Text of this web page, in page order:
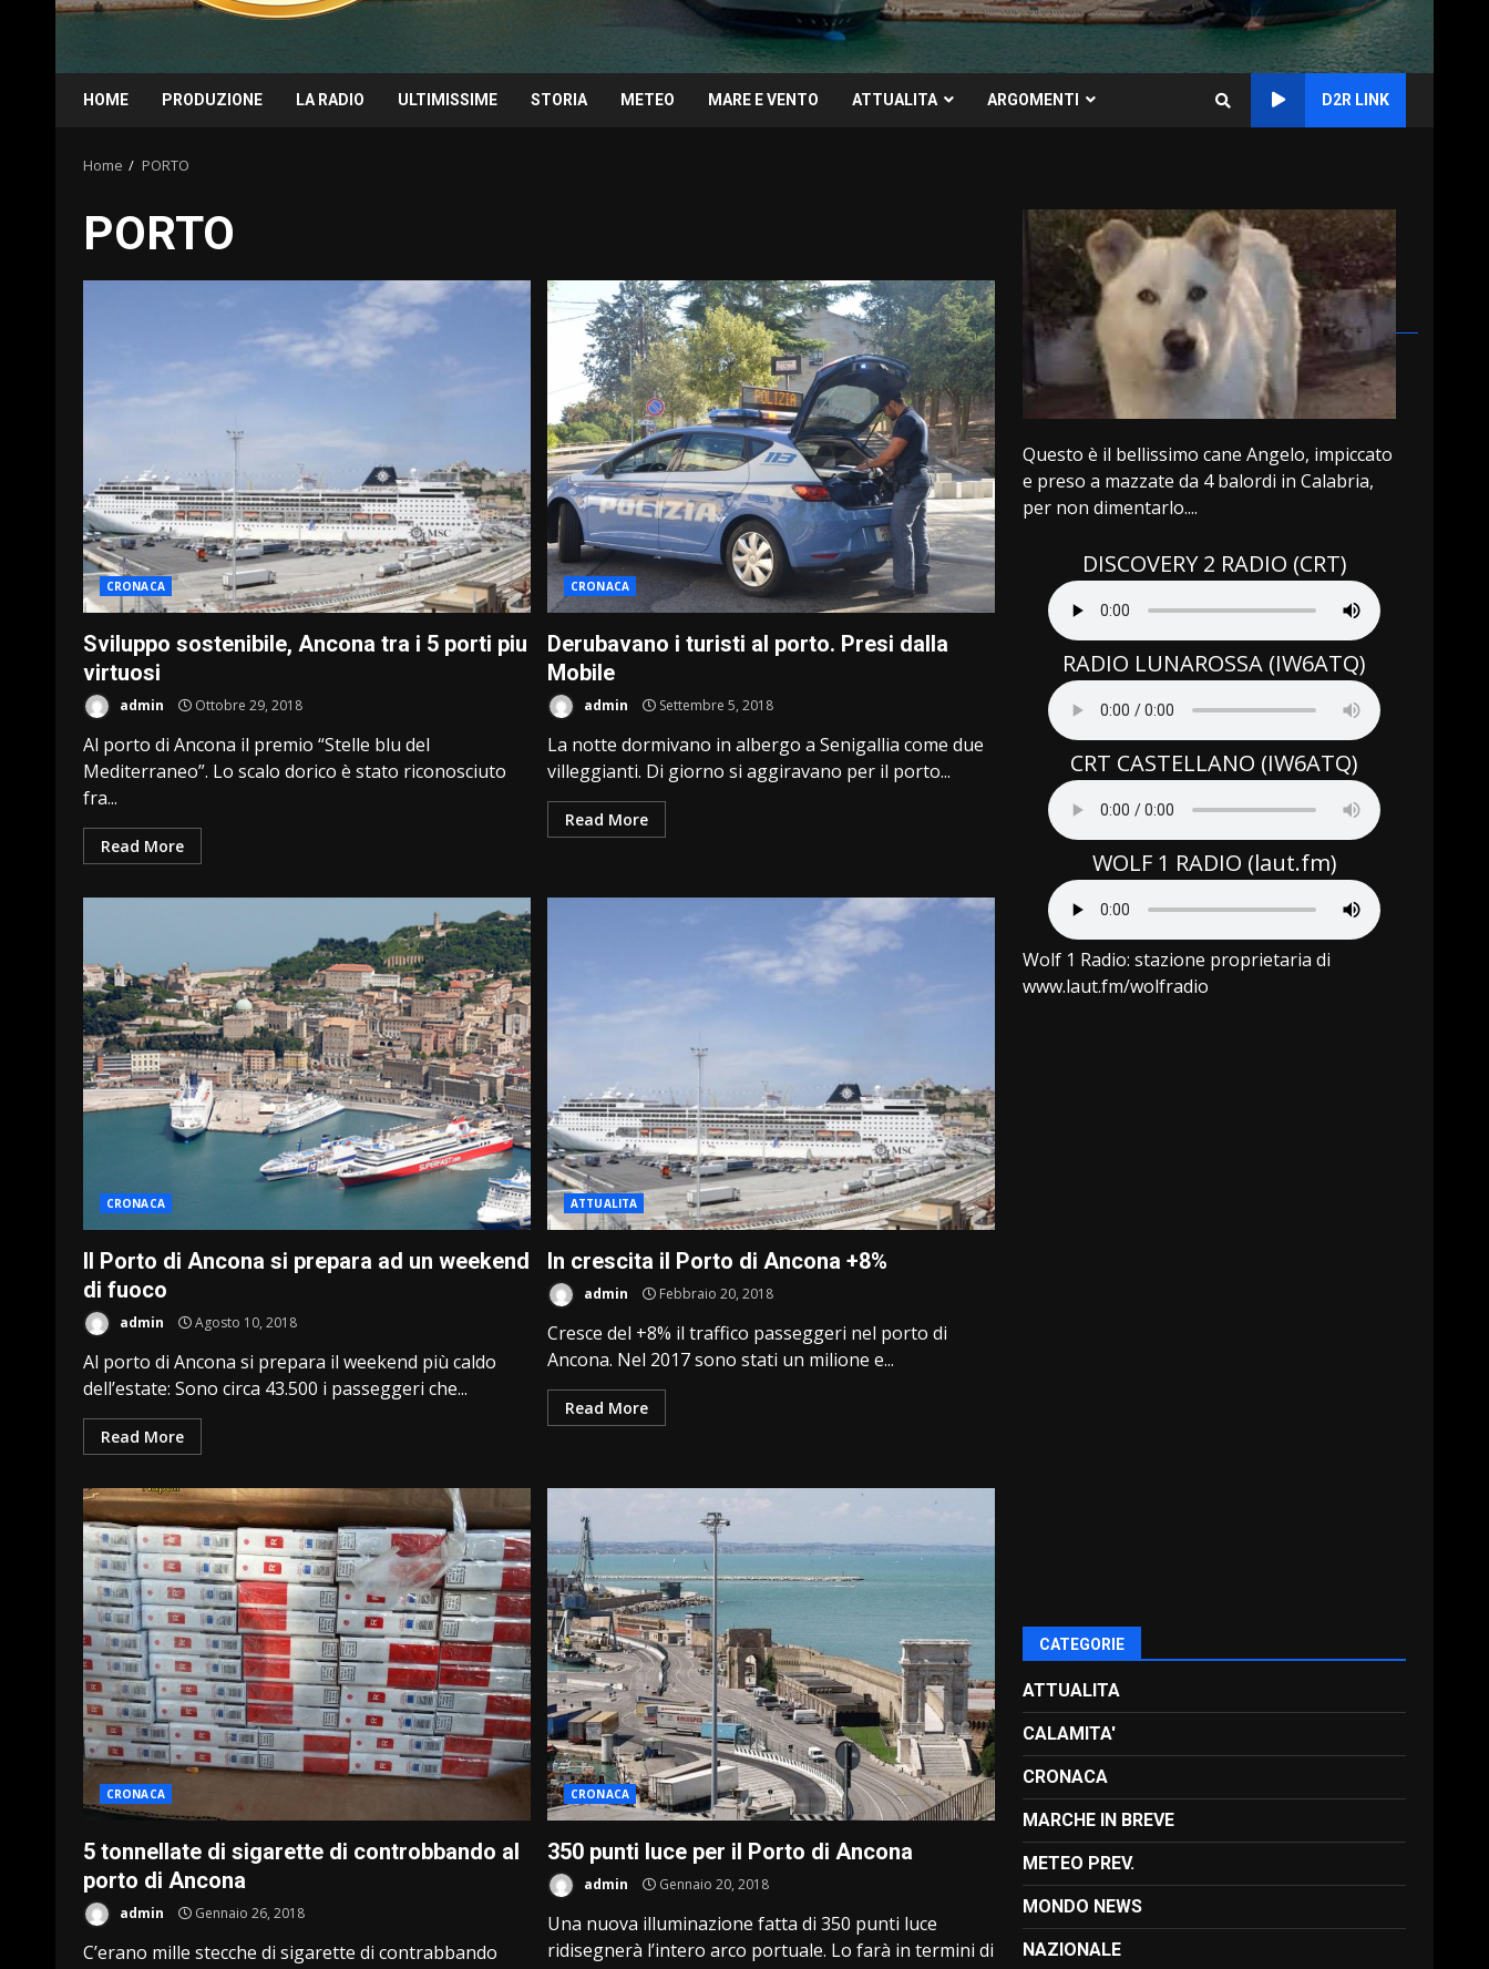
HOME PRODUZIONE LA RADIO ULTIMISSIME STORIA METEO MARE E VENTO ATTUALITA ARGOMENTI D2R LINK
Home PORTO
PORTO
CRONACA
Sviluppo sostenibile, Ancona tra i 5 porti piu
virtuosi
admin Ottobre 29, 2018
Al porto di Ancona il premio “Stelle blu del
Mediterraneo”. Lo scalo dorico è stato riconosciuto
fra...
Read More
CRONACA
Derubavano i turisti al porto. Presi dalla
Mobile
admin Settembre 5, 2018
La notte dormivano in albergo a Senigallia come due
villeggianti. Di giorno si aggiravano per il porto...
Read More
CRONACA
Il Porto di Ancona si prepara ad un weekend
di fuoco
admin Agosto 10, 2018
Al porto di Ancona si prepara il weekend più caldo
dell’estate: Sono circa 43.500 i passeggeri che...
Read More
ATTUALITA
In crescita il Porto di Ancona +8%
admin Febbraio 20, 2018
Cresce del +8% il traffico passeggeri nel porto di
Ancona. Nel 2017 sono stati un milione e...
Read More
CRONACA
5 tonnellate di sigarette di controbbando al
porto di Ancona
admin Gennaio 26, 2018
C’erano mille stecche di sigarette di contrabbando
CRONACA
350 punti luce per il Porto di Ancona
admin Gennaio 20, 2018
Una nuova illuminazione fatta di 350 punti luce
ridisegnerà l’intero arco portuale. Lo farà in termini di
Questo è il bellissimo cane Angelo, impiccato
e preso a mazzate da 4 balordi in Calabria,
per non dimentarlo....
DISCOVERY 2 RADIO (CRT)
RADIO LUNAROSSA (IW6ATQ)
CRT CASTELLANO (IW6ATQ)
WOLF 1 RADIO (laut.fm)
Wolf 1 Radio: stazione proprietaria di
www.laut.fm/wolfradio
CATEGORIE
ATTUALITA
CALAMITA'
CRONACA
MARCHE IN BREVE
METEO PREV.
MONDO NEWS
NAZIONALE